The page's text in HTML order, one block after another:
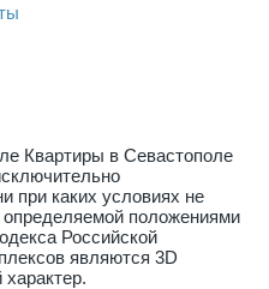
Квартиры в Севастополе
при каких условиях не
положениями
Российской
являются 3D